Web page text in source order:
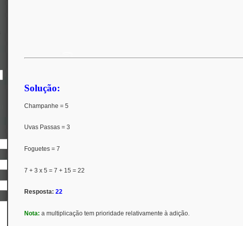
Solução:
Champanhe = 5
Uvas Passas = 3
Foguetes = 7
7 + 3 x 5 = 7 + 15 = 22
Resposta: 22
Nota: a multiplicação tem prioridade relativamente à adição.